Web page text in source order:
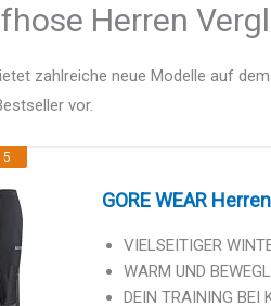
Herren
zahlreiche neue Modelle auf
vor.
5
GORE WEAR
VIELSEITIGER
WARM UND
DEIN TRAINING